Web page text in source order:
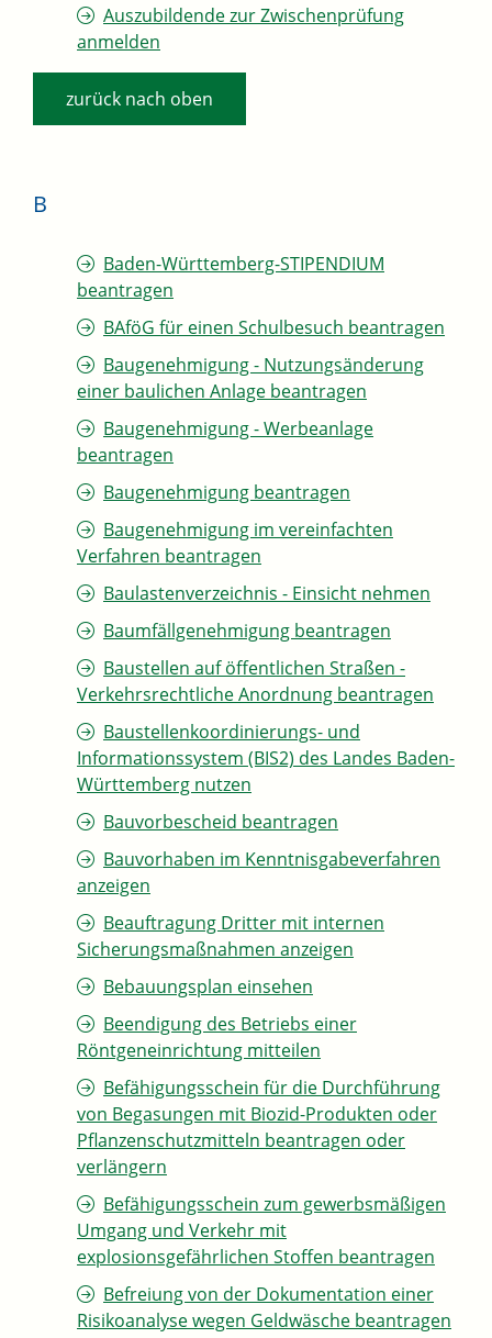
Auszubildende zur Zwischenprüfung
anmelden
zurück nach oben
B
Baden-Württemberg-STIPENDIUM
beantragen
BAföG für einen Schulbesuch beantragen
Baugenehmigung - Nutzungsänderung
einer baulichen Anlage beantragen
Baugenehmigung - Werbeanlage
beantragen
Baugenehmigung beantragen
Baugenehmigung im vereinfachten
Verfahren beantragen
Baulastenverzeichnis - Einsicht nehmen
Baumfällgenehmigung beantragen
Baustellen auf öffentlichen Straßen -
Verkehrsrechtliche Anordnung beantragen
Baustellenkoordinierungs- und
Informationssystem (BIS2) des Landes Baden-
Württemberg nutzen
Bauvorbescheid beantragen
Bauvorhaben im Kenntnisgabeverfahren
anzeigen
Beauftragung Dritter mit internen
Sicherungsmaßnahmen anzeigen
Bebauungsplan einsehen
Beendigung des Betriebs einer
Röntgeneinrichtung mitteilen
Befähigungsschein für die Durchführung
von Begasungen mit Biozid-Produkten oder
Pflanzenschutzmitteln beantragen oder
verlängern
Befähigungsschein zum gewerbsmäßigen
Umgang und Verkehr mit
explosionsgefährlichen Stoffen beantragen
Befreiung von der Dokumentation einer
Risikoanalyse wegen Geldwäsche beantragen